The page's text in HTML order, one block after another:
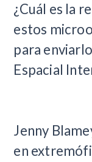
¿Cuál es la
estos
para
Espacial
Jenny
en